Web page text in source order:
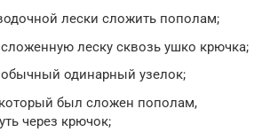
лески сложить пополам;
сложенную леску сквозь ушко крючка;
обычный одинарный узелок;
был сложен пополам,
через крючок;